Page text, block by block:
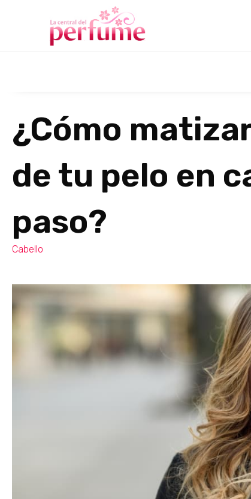
¿Cómo
de tu pelo en
paso?
Cabello